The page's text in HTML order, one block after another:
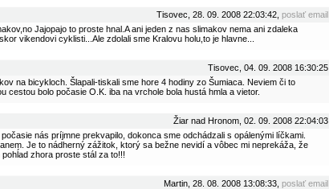
Tisovec, 28. 09. 2008 22:03:42, poslať email
Jajopajo to proste hnal.A ani jeden z nas slimakov nema ani zdaleka
vikendovi cyklisti...Ale zdolali sme Kralovu holu,to je hlavne...
Tisovec, 04. 09. 2008 16:30:25
na bicykloch. Šlapali-tiskali sme hore 4 hodiny zo Šumiaca. Neviem či to
cestou bolo počasie O.K. iba na vrchole bola hustá hmla a vietor.
Žiar nad Hronom, 02. 09. 2008 22:04:03
nás príjmne prekvapilo, dokonca sme odchádzali s opálenými líčkami.
Je to nádherný zážitok, ktorý sa bežne nevidí a vôbec mi neprekáža, že
zhora proste stál za to!!!
Martin, 28. 08. 2008 13:08:33, poslať email